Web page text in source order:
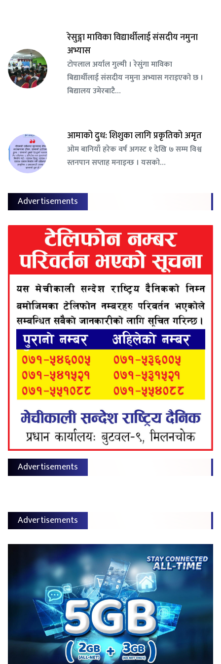
रेसुङ्गा माविका विद्यार्थीलाई संसदीय नमुना
अभ्यास
टोपलाल अर्याल गुल्मी । रेसुंगा माविका
बिद्यार्थीलाई संसदीय नमुना अभ्यास गराइएको छ ।
बिद्यालय उमेरबाटै…
आमाको दुध: शिशुका लागि प्रकृतिको अमृत
ओम बानियाँ हरेक वर्ष अगस्ट १ देखि ७ सम्म विश्व
स्तनपान सप्ताह मनाइन्छ । यसको…
Advertisements
Advertisements
Advertisements